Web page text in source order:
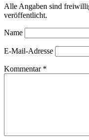
Alle Angaben sind
veröffentlicht.
Name
E-Mail-Adresse
Kommentar *